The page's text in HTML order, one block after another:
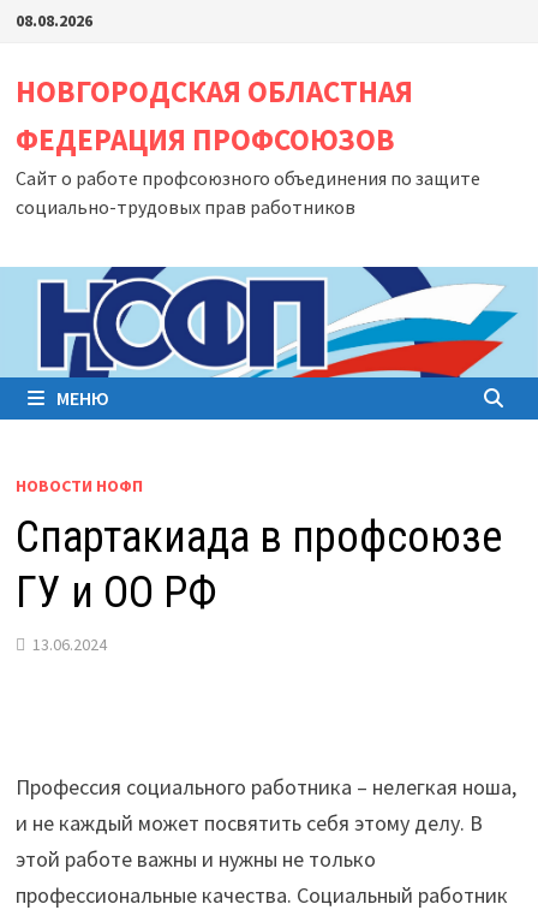
Перейти
содержимому
08.08.2026
НОВГОРОДСКАЯ ОБЛАСТНАЯ
ФЕДЕРАЦИЯ ПРОФСОЮЗОВ
Сайт о работе профсоюзного объединения по защите
социально-трудовых прав работников
МЕНЮ
НОВОСТИ НОФП
Спартакиада в профсоюзе
ГУ и ОО РФ
13.06.2024
Профессия социального работника – нелегкая ноша,
и не каждый может посвятить себя этому делу. В
этой работе важны и нужны не только
профессиональные качества. Социальный работник